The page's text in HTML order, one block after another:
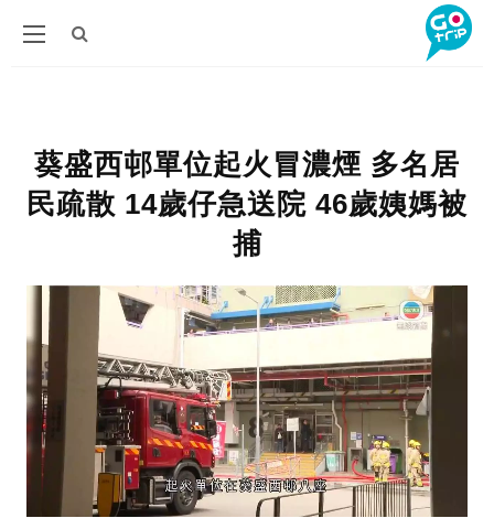
葵盛西邨單位起火冒濃煙 多名居
民疏散 14歲仔急送院 46歲姨媽被
捕